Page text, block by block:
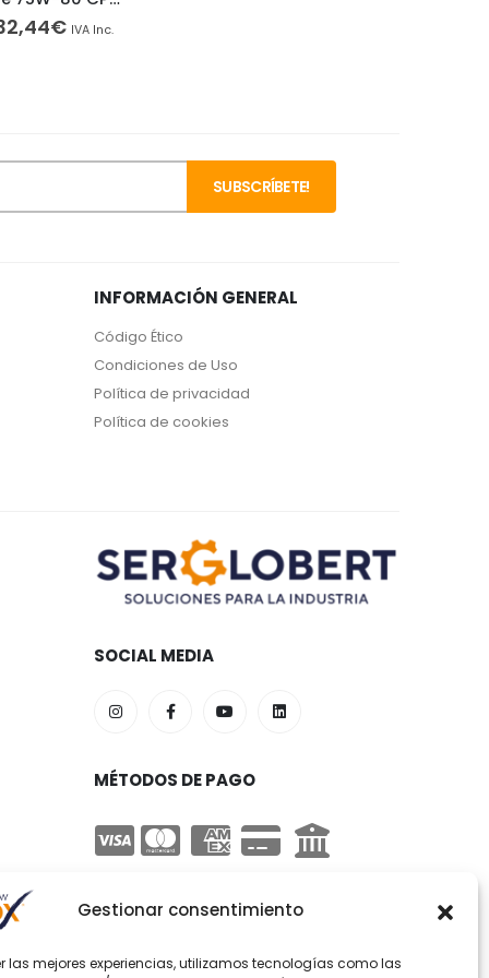
Gestionar consentimiento
las mejores experiencias, utilizamos tecnologías como las
€Rango
IVA Inc.
INFORMACIÓN GENERAL
Código Ético
Condiciones de Uso
Política de privacidad
Política de cookies
SOCIAL MEDIA
MÉTODOS DE PAGO